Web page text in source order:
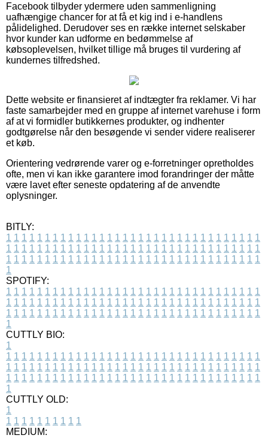
Facebook tilbyder ydermere uden sammenligning
uafhængige chancer for at få et kig ind i e-handlens
pålidelighed. Derudover ses en række internet selskaber
hvor kunder kan udforme en bedømmelse af
købsoplevelsen, hvilket tillige må bruges til vurdering af
kundernes tilfredshed.
Dette website er finansieret af indtægter fra reklamer. Vi har
faste samarbejder med en gruppe af internet varehuse i form
af at vi formidler butikkernes produkter, og indhenter
godtgørelse når den besøgende vi sender videre realiserer
et køb.
Orientering vedrørende varer og e-forretninger opretholdes
ofte, men vi kan ikke garantere imod forandringer der måtte
være lavet efter seneste opdatering af de anvendte
oplysninger.
BITLY:
1 1 1 1 1 1 1 1 1 1 1 1 1 1 1 1 1 1 1 1 1 1 1 1 1 1 1 1 1 1 1 1 1
1 1 1 1 1 1 1 1 1 1 1 1 1 1 1 1 1 1 1 1 1 1 1 1 1 1 1 1 1 1 1 1 1
1 1 1 1 1 1 1 1 1 1 1 1 1 1 1 1 1 1 1 1 1 1 1 1 1 1 1 1 1 1 1 1 1
1
SPOTIFY:
1 1 1 1 1 1 1 1 1 1 1 1 1 1 1 1 1 1 1 1 1 1 1 1 1 1 1 1 1 1 1 1 1
1 1 1 1 1 1 1 1 1 1 1 1 1 1 1 1 1 1 1 1 1 1 1 1 1 1 1 1 1 1 1 1 1
1 1 1 1 1 1 1 1 1 1 1 1 1 1 1 1 1 1 1 1 1 1 1 1 1 1 1 1 1 1 1 1 1
1
CUTTLY BIO:
1
1 1 1 1 1 1 1 1 1 1 1 1 1 1 1 1 1 1 1 1 1 1 1 1 1 1 1 1 1 1 1 1 1
1 1 1 1 1 1 1 1 1 1 1 1 1 1 1 1 1 1 1 1 1 1 1 1 1 1 1 1 1 1 1 1 1
1 1 1 1 1 1 1 1 1 1 1 1 1 1 1 1 1 1 1 1 1 1 1 1 1 1 1 1 1 1 1 1 1
1
CUTTLY OLD:
1
1 1 1 1 1 1 1 1 1 1
MEDIUM: